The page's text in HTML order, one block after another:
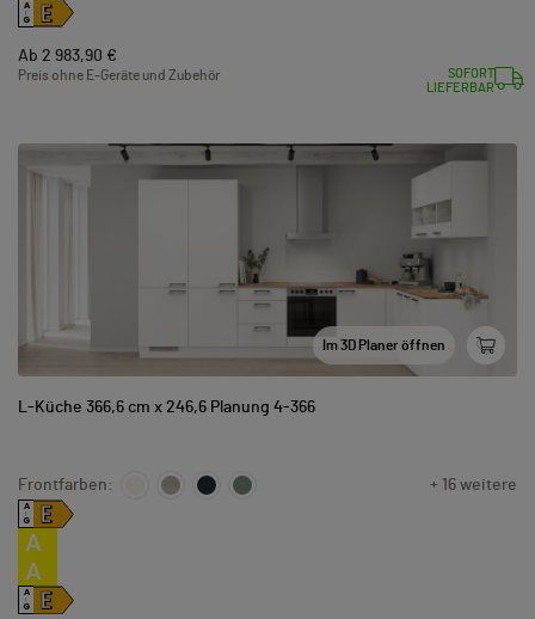
A
↑
G E
Ab 2 983,90 €
Preis ohne E-Geräte und Zubehör
SOFORT
LIEFERBAR
Im 3D Planer öffnen
L-Küche 366,6 cm x 246,6 Planung 4-366
Frontfarben: + 16 weitere
A
↑
G
E
A
A
A
↑
G E